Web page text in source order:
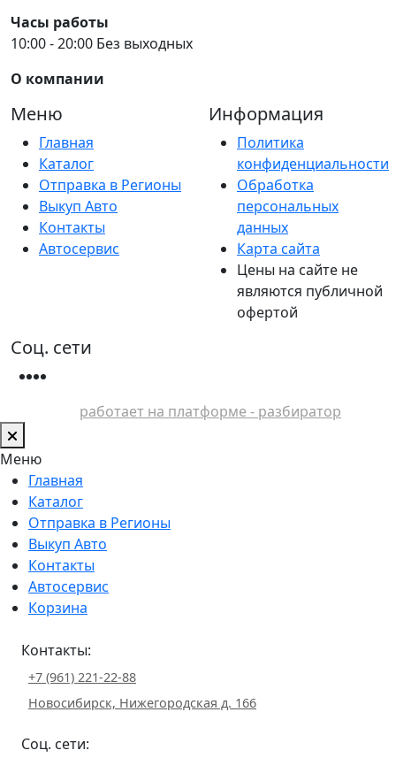
Часы работы
10:00 - 20:00 Без выходных
О компании
Меню
Главная
Каталог
Отправка в Регионы
Выкуп Авто
Контакты
Автосервис
Информация
Политика
конфиденциальности
Обработка
персональных
данных
Карта сайта
Цены на сайте не
являются публичной
офертой
Соц. сети
работает на платформе - разбиратор
Меню
Главная
Каталог
Отправка в Регионы
Выкуп Авто
Контакты
Автосервис
Корзина
Контакты:
+7 (961) 221-22-88
Новосибирск, Нижегородская д. 166
Соц. сети: